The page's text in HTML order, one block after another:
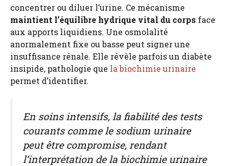
concentrer ou diluer l’urine. Ce mécanisme
maintient l’équilibre hydrique vital du corps face
aux apports liquidiens. Une osmolalité
anormalement fixe ou basse peut signer une
insuffisance rénale. Elle révèle parfois un diabète
insipide, pathologie que la biochimie urinaire
permet d’identifier.
En soins intensifs, la fiabilité des tests
courants comme le sodium urinaire
peut être compromise, rendant
l’interprétation de la biochimie urinaire